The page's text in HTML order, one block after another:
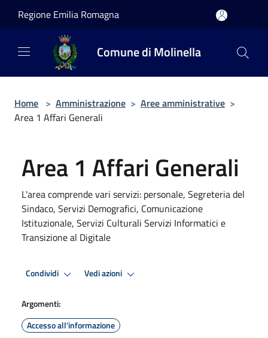
Regione Emilia Romagna
Comune di Molinella
Home > Amministrazione > Aree amministrative >
Area 1 Affari Generali
Area 1 Affari Generali
L'area comprende vari servizi: personale, Segreteria del
Sindaco, Servizi Demografici, Comunicazione
Istituzionale, Servizi Culturali Servizi Informatici e
Transizione al Digitale
Condividi Vedi azioni
Argomenti:
Accesso all'informazione